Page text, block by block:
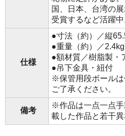
国、日本、台湾の
受賞するなど活躍中
仕様
●寸法（約）／縦
●重量（約）／2.4kg
●額材質／樹脂製・
●吊下金具・紐付
※保管用段ボール
ご了承ください。
備考
※作品は一点一点
載した作品と若干異